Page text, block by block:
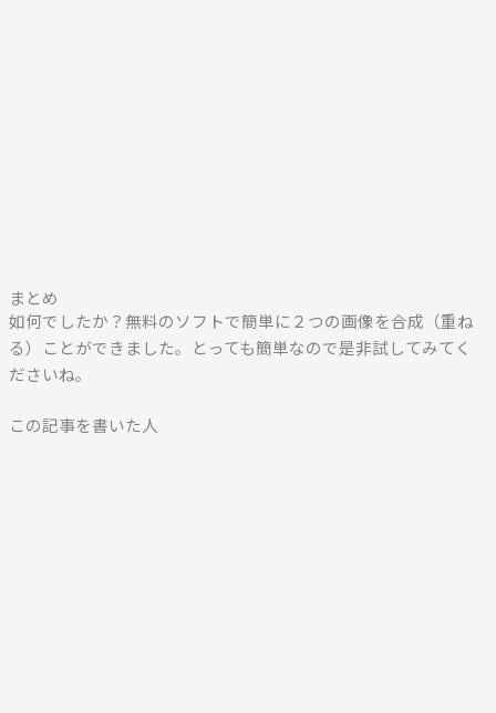
まとめ
如何でしたか？無料のソフトで簡単に２つの画像を合成（重ね
る）ことができました。とっても簡単なので是非試してみてく
ださいね。
この記事を書いた人